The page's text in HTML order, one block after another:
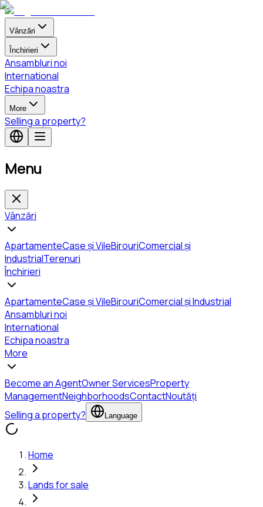
Vânzări
Închirieri
Ansambluri noi
International
Echipa noastra
More
Selling a property?
Menu
Vânzări
ApartamenteCase și VileBirouriComercial și
IndustrialTerenuri
Închirieri
ApartamenteCase și VileBirouriComercial și Industrial
Ansambluri noi
International
Echipa noastra
More
Become an AgentOwner ServicesProperty
ManagementNeighborhoodsContactNoutăți
Selling a property?
Language
Home
Lands for sale